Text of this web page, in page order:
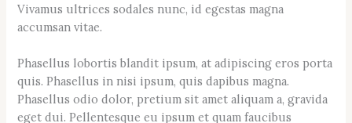
Vivamus ultrices sodales nunc, id egestas magna
accumsan vitae.
Phasellus lobortis blandit ipsum, at adipiscing eros porta
quis. Phasellus in nisi ipsum, quis dapibus magna.
Phasellus odio dolor, pretium sit amet aliquam a, gravida
eget dui. Pellentesque eu ipsum et quam faucibus